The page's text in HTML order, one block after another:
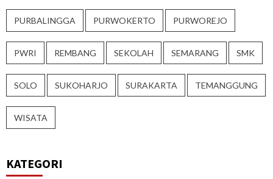
PURBALINGGA PURWOKERTO PURWOREJO
PWRI REMBANG SEKOLAH SEMARANG SMK
SOLO SUKOHARJO SURAKARTA TEMANGGUNG
WISATA
KATEGORI